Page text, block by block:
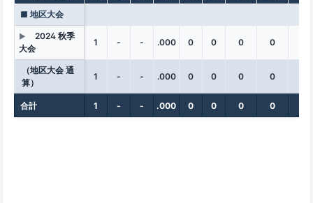
■ 地区大会
▶
2024 秋季
大会
1 - - .000 0 0 0 0
（地区大会 通
算）
1 - - .000 0 0 0 0
合計 1 - - .000 0 0 0 0